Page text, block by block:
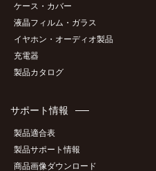
ケース・カバー
液晶フィルム・ガラス
イヤホン・オーディオ製品
充電器
製品カタログ
サポート情報
製品適合表
製品サポート情報
商品画像ダウンロード